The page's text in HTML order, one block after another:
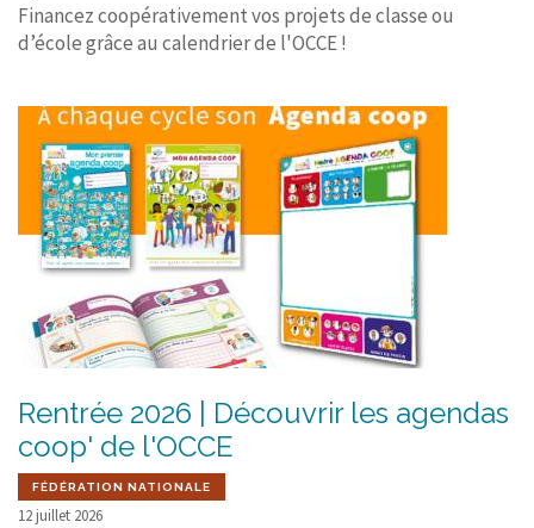
Financez coopérativement vos projets de classe ou
d’école grâce au calendrier de l'OCCE !
Rentrée 2026 | Découvrir les agendas
coop' de l'OCCE
FÉDÉRATION NATIONALE
12 juillet 2026